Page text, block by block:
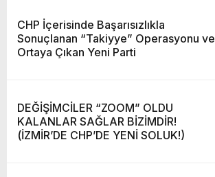
CHP İçerisinde Başarısızlıkla
Sonuçlanan “Takiyye” Operasyonu ve
Ortaya Çıkan Yeni Parti
DEĞİŞİMCİLER “ZOOM” OLDU
KALANLAR SAĞLAR BİZİMDİR!
(İZMİR’DE CHP’DE YENİ SOLUK!)